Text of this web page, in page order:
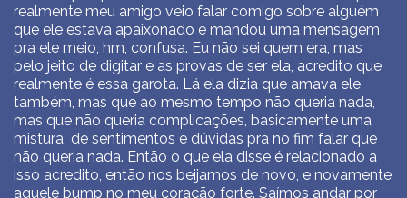
realmente meu amigo veio falar comigo sobre alguém
que ele estava apaixonado e mandou uma mensagem
pra ele meio, hm, confusa. Eu não sei quem era, mas
pelo jeito de digitar e as provas de ser ela, acredito que
realmente é essa garota. Lá ela dizia que amava ele
também, mas que ao mesmo tempo não queria nada,
mas que não queria complicações, basicamente uma
mistura de sentimentos e dúvidas pra no fim falar que
não queria nada. Então o que ela disse é relacionado a
isso acredito, então nos beijamos de novo, e novamente
aquele bump no meu coração forte. Saímos andar por